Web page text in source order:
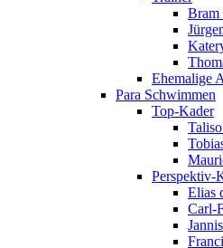
Bram
Ehemalige
Para Schwimmen
Top-Kader
Perspektiv-
Elias
Carl-